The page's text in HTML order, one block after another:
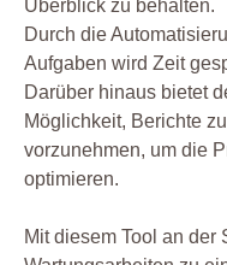
Überblick zu behalten.
Durch die
Aufgaben wird Zeit
Darüber hinaus bietet
Möglichkeit, Berichte
vorzunehmen, um die
optimieren.
Mit diesem Tool an der